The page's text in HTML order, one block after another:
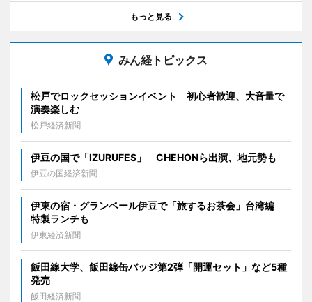
もっと見る
みん経トピックス
松戸でロックセッションイベント 初心者歓迎、大音量で
演奏楽しむ
松戸経済新聞
伊豆の国で「IZURUFES」 CHEHONら出演、地元勢も
伊豆の国経済新聞
伊東の宿・グランベール伊豆で「旅するお茶会」台湾編
特製ランチも
伊東経済新聞
飯田線大学、飯田線缶バッジ第2弾「開運セット」など5種
発売
飯田経済新聞